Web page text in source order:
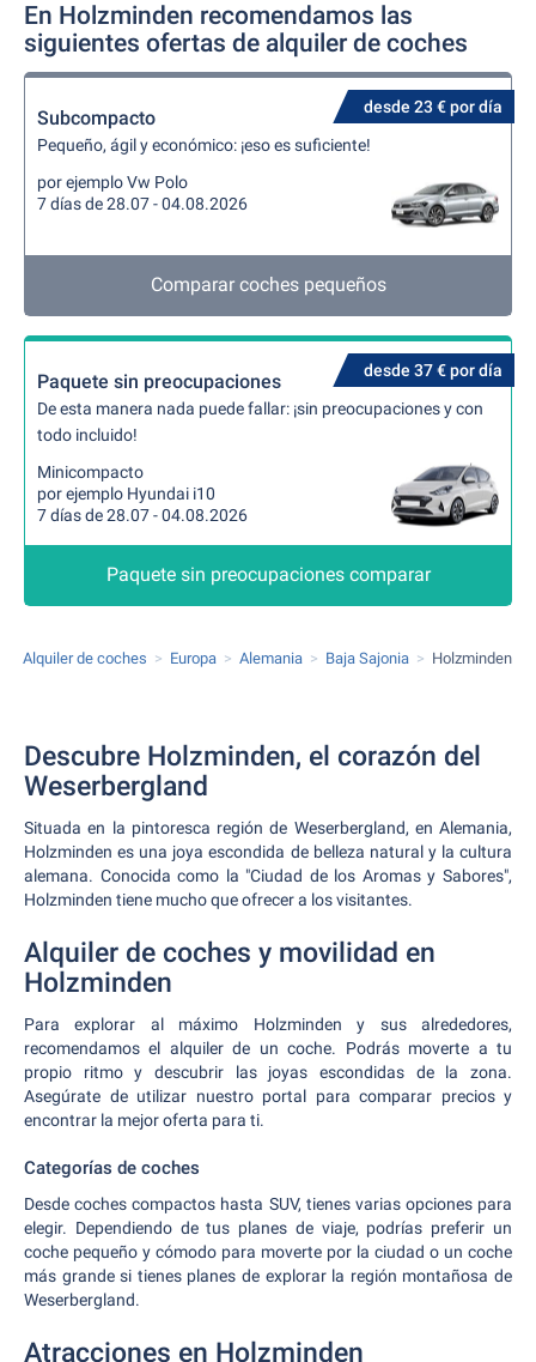
En Holzminden recomendamos las
siguientes ofertas de alquiler de coches
desde 23 € por día
Subcompacto
Pequeño, ágil y económico: ¡eso es suficiente!
por ejemplo Vw Polo
7 días de 28.07 - 04.08.2026
Comparar coches pequeños
desde 37 € por día
Paquete sin preocupaciones
De esta manera nada puede fallar: ¡sin preocupaciones y con
todo incluido!
Minicompacto
por ejemplo Hyundai i10
7 días de 28.07 - 04.08.2026
Paquete sin preocupaciones comparar
Alquiler de coches Europa Alemania Baja Sajonia Holzminden
Descubre Holzminden, el corazón del
Weserbergland
Situada en la pintoresca región de Weserbergland, en Alemania,
Holzminden es una joya escondida de belleza natural y la cultura
alemana. Conocida como la "Ciudad de los Aromas y Sabores",
Holzminden tiene mucho que ofrecer a los visitantes.
Alquiler de coches y movilidad en
Holzminden
Para explorar al máximo Holzminden y sus alrededores,
recomendamos el alquiler de un coche. Podrás moverte a tu
propio ritmo y descubrir las joyas escondidas de la zona.
Asegúrate de utilizar nuestro portal para comparar precios y
encontrar la mejor oferta para ti.
Categorías de coches
Desde coches compactos hasta SUV, tienes varias opciones para
elegir. Dependiendo de tus planes de viaje, podrías preferir un
coche pequeño y cómodo para moverte por la ciudad o un coche
más grande si tienes planes de explorar la región montañosa de
Weserbergland.
Atracciones en Holzminden